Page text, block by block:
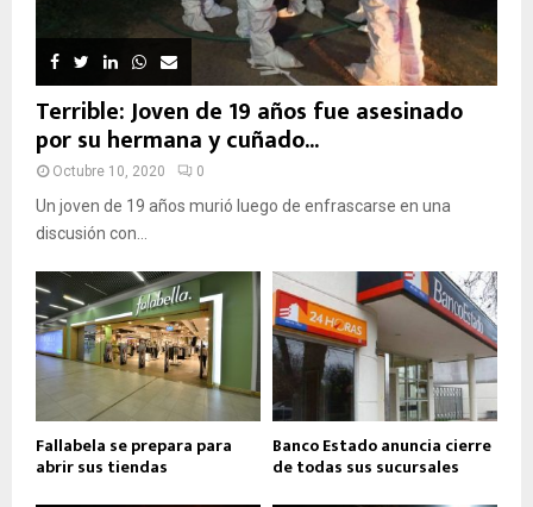
Terrible: Joven de 19 años fue asesinado
por su hermana y cuñado...
Octubre 10, 2020 0
Un joven de 19 años murió luego de enfrascarse en una
discusión con...
Fallabela se prepara para
abrir sus tiendas
Banco Estado anuncia cierre
de todas sus sucursales